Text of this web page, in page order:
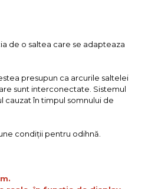
de o saltea care se adapteaza
presupun ca arcurile saltelei
sunt interconectate. Sistemul
în timpul somnului de
condiții pentru odihnă.